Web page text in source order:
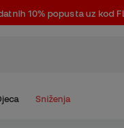
10% popusta uz kod
Sniženja